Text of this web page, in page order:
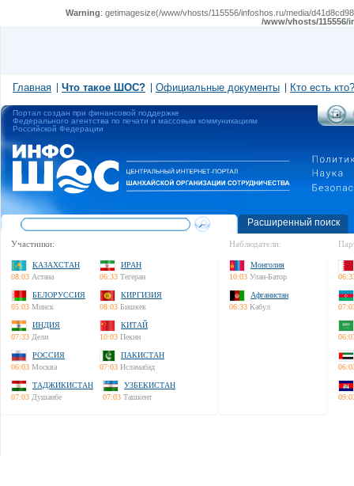
Warning: getimagesize(/www/vhosts/115556/infoshos.ru/media/
/www/vhosts/
Главная Что такое ШОС? Официальные документы Кто есть кто?
Портал создан при финансовой поддержке
Федерального агентства по печати и массовым коммуникациям
Российской Федерации
Расширенный поиск
Участники:
КАЗАХСТАН
08:03 Астана
ИРАН
06:33 Тегеран
БЕЛОРУССИЯ
05:03 Минск
КИРГИЗИЯ
08:03 Бишкек
ИНДИЯ
07:33 Дели
КИТАЙ
10:03 Пекин
РОССИЯ
06:03 Москва
ПАКИСТАН
07:03 Исламабад
ТАДЖИКИСТАН
07:03 Душанбе
УЗБЕКИСТАН
07:03 Ташкент
Наблюдатели:
Монголия
10:03 Улан-Батор
Афганистан
06:33 Кабул